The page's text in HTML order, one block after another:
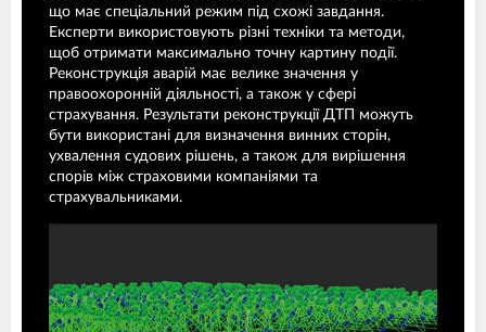
що має спеціальний режим під схожі завдання.
Експерти використовують різні техніки та методи,
щоб отримати максимально точну картину події.
Реконструкція аварій має велике значення у
правоохоронній діяльності, а також у сфері
страхування. Результати реконструкції ДТП можуть
бути використані для визначення винних сторін,
ухвалення судових рішень, а також для вирішення
спорів між страховими компаніями та
страхувальниками.